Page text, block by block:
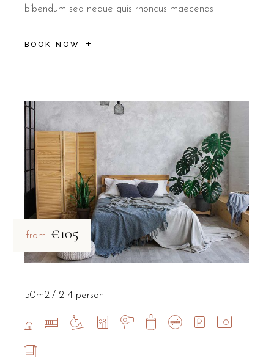
bibendum sed neque quis rhoncus maecenas
BOOK NOW
from €105
50m2 2-4 person